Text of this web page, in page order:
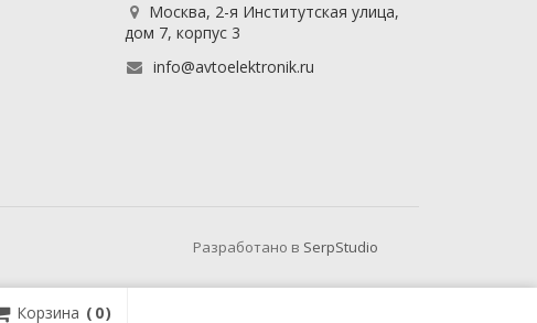
Москва, 2-я Институтская улица,
дом 7, корпус 3
info@avtoelektronik.ru
Разработано в SerpStudio
Корзина 0